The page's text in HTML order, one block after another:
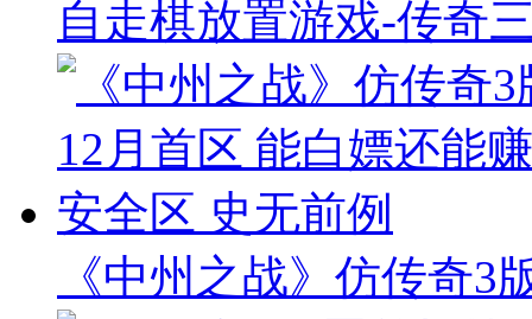
自走棋放置游戏-传奇
《中州之战》仿传奇3